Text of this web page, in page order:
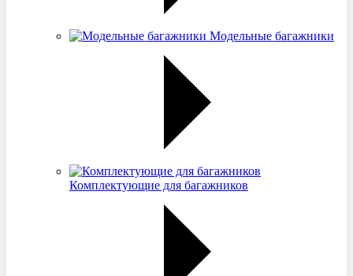
Модельные багажники
Комплектующие для багажников